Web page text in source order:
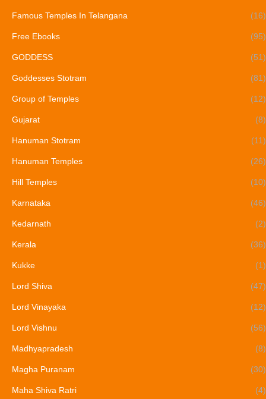
Famous Temples In Telangana (16)
Free Ebooks (95)
GODDESS (51)
Goddesses Stotram (81)
Group of Temples (12)
Gujarat (8)
Hanuman Stotram (11)
Hanuman Temples (26)
Hill Temples (10)
Karnataka (46)
Kedarnath (2)
Kerala (36)
Kukke (1)
Lord Shiva (47)
Lord Vinayaka (12)
Lord Vishnu (56)
Madhyapradesh (8)
Magha Puranam (30)
Maha Shiva Ratri (4)